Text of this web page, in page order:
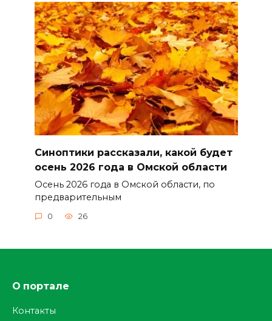
Синоптики рассказали, какой будет
осень 2026 года в Омской области
Осень 2026 года в Омской области, по
предварительным
0 26
О портале
Контакты